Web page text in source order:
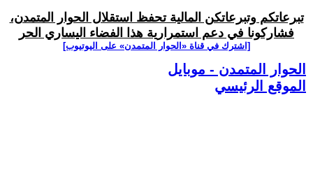
تبرعاتكم وتبرعاتكن المالية تحفظ استقلال الحوار المتمدن،
فشاركونا في دعم استمرارية هذا الفضاء اليساري الحر
[اشترك في قناة ‫«الحوار المتمدن» على اليوتيوب]
الحوار المتمدن - موبايل
الموقع الرئيسي